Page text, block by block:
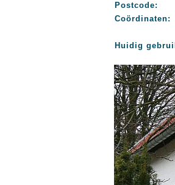
Postcode:
Coördinaten:
Huidig